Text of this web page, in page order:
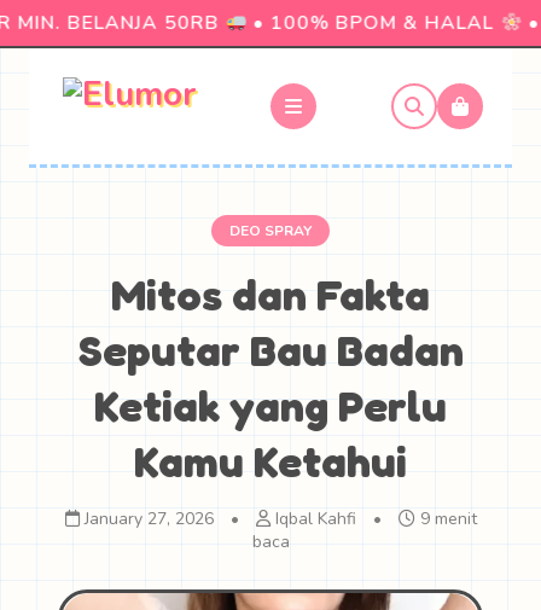
BELANJA 50RB • 100% BPOM & HALAL •
DEO SPRAY
Mitos dan Fakta
Seputar Bau Badan
Ketiak yang Perlu
Kamu Ketahui
January 27, 2026 • Iqbal Kahfi •
9 menit
baca